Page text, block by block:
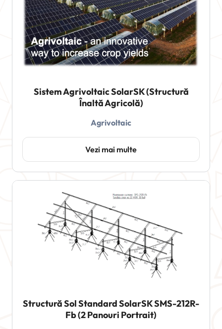
Sistem Agrivoltaic SolarSK (Structură
Înaltă Agricolă)
Agrivoltaic
Vezi mai multe
Structură Sol Standard SolarSK SMS-212R-
Fb (2 Panouri Portrait)